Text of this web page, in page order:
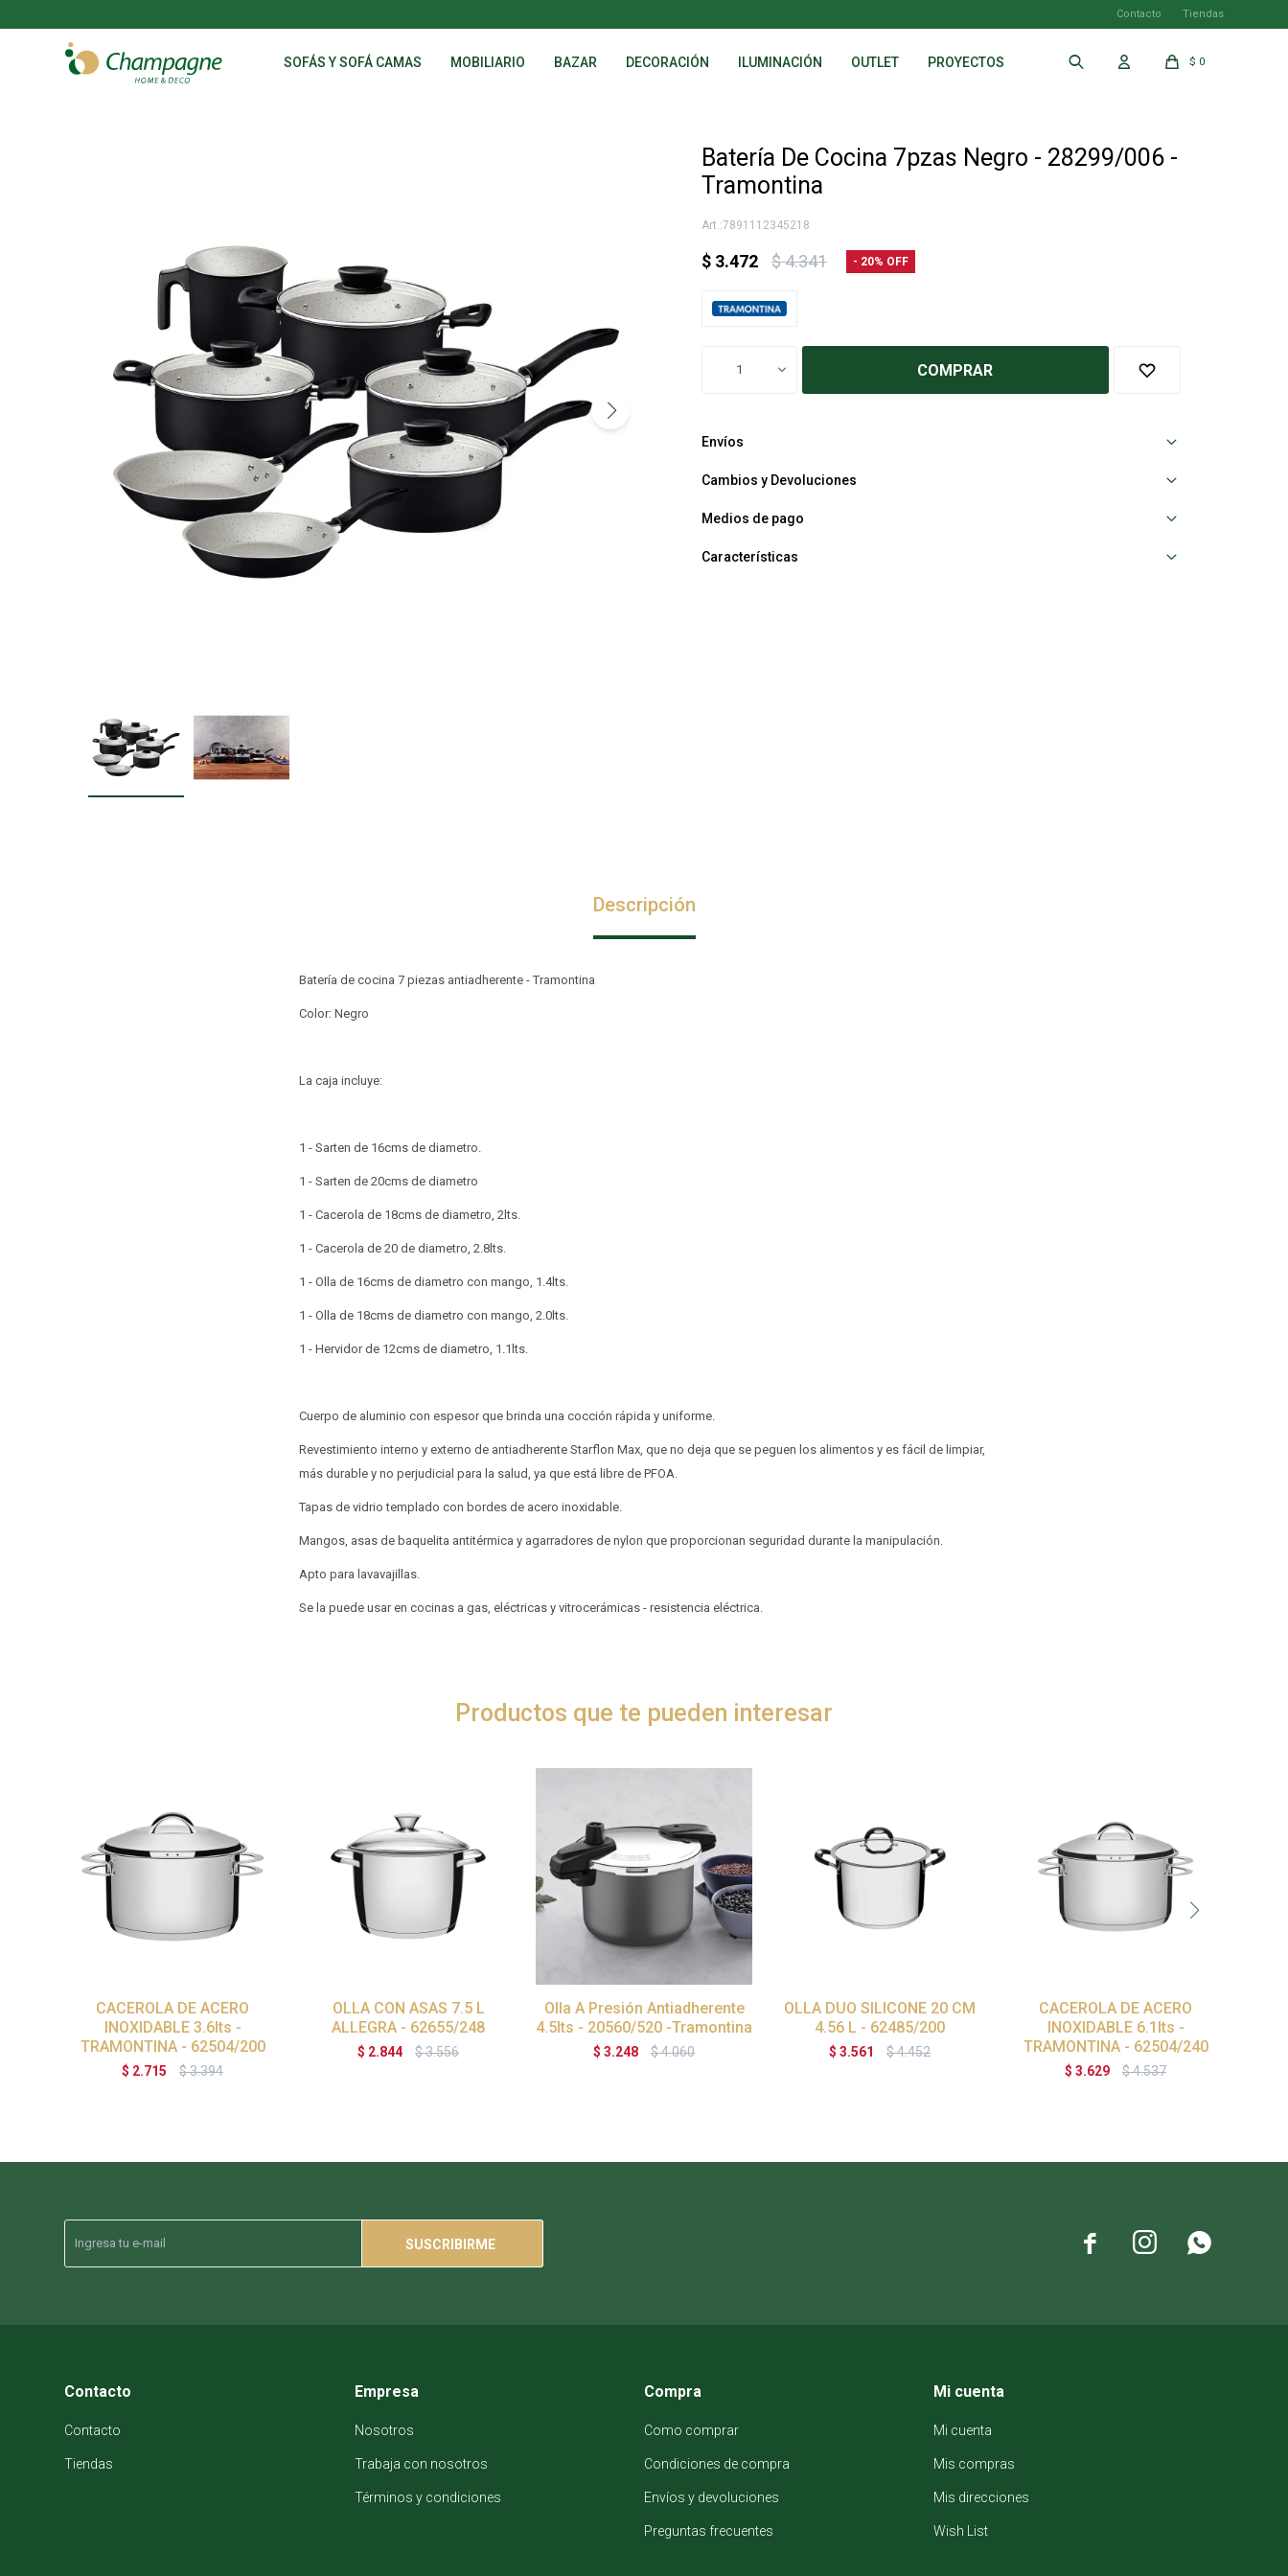
SOFÁS Y SOFÁ CAMAS MOBILIARIO BAZAR DECORACIÓN ILUMINACIÓN OUTLET PROYECTOS $ 0
Contacto Tiendas
Batería De Cocina 7pzas Negro - 28299/006 -
Tramontina
7891112345218
$ 3.472 $4.341 20
1 COMPRAR
Envíos
Cambios y Devoluciones
Medios de pago
Características
Descripción
Batería de cocina 7 piezas antiadherente - Tramontina
Color: Negro
La caja incluye:
1 - Sarten de 16cms de diametro.
1 - Sarten de 20cms de diametro
1 - Cacerola de 18cms de diametro, 2lts.
1 - Cacerola de 20 de diametro, 2.8lts.
1 - Olla de 16cms de diametro con mango, 1.4lts.
1 - Olla de 18cms de diametro con mango, 2.0lts.
1 - Hervidor de 12cms de diametro, 1.1lts.
Cuerpo de aluminio con espesor que brinda una cocción rápida y uniforme.
Revestimiento interno y externo de antiadherente Starflon Max, que no deja que se peguen los alimentos y es fácil de limpiar,
más durable y no perjudicial para la salud, ya que está libre de PFOA.
Tapas de vidrio templado con bordes de acero inoxidable.
Mangos, asas de baquelita antitérmica y agarradores de nylon que proporcionan seguridad durante la manipulación.
Apto para lavavajillas.
Se la puede usar en cocinas a gas, eléctricas y vitrocerámicas - resistencia eléctrica.
Productos que te pueden interesar
CACEROLA DE ACERO
INOXIDABLE 3.6lts -
TRAMONTINA - 62504/200
$ 2.715 $3.394
OLLA CON ASAS 7.5 L
ALLEGRA - 62655/248
$ 2.844 $3.556
Olla A Presión Antiadherente
4.5lts - 20560/520 -Tramontina
$ 3.248 $4.060
OLLA DUO SILICONE 20 CM
4.56 L - 62485/200
$ 3.561 $4.452
CACEROLA DE ACERO
INOXIDABLE 6.1lts -
TRAMONTINA - 62504/240
$ 3.629 $4.537
SUSCRIBIRME   
Contacto
Contacto
Tiendas
Empresa
Nosotros
Trabaja con nosotros
Términos y condiciones
Compra
Como comprar
Condiciones de compra
Envíos y devoluciones
Preguntas frecuentes
Mi cuenta
Mi cuenta
Mis compras
Mis direcciones
Wish List